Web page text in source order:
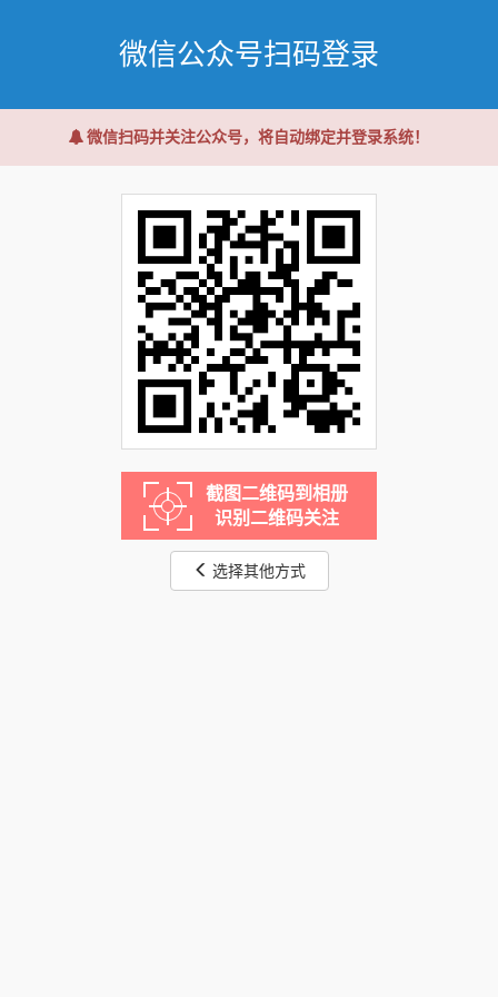
微信公众号扫码登录
微信扫码并关注公众号，将自动绑定并登录系统！
截图二维码到相册
识别二维码关注
选择其他方式